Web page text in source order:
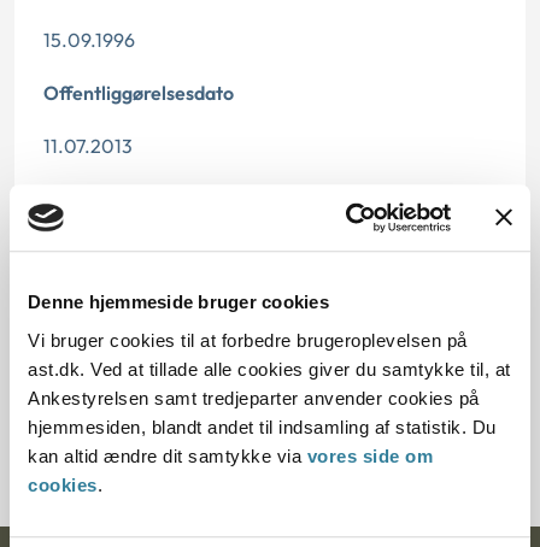
Denne hjemmeside bruger cookies
Vi bruger cookies til at forbedre brugeroplevelsen på
ast.dk. Ved at tillade alle cookies giver du samtykke til, at
Ankestyrelsen samt tredjeparter anvender cookies på
hjemmesiden, blandt andet til indsamling af statistik. Du
kan altid ændre dit samtykke via vores side om
cookies.
15.09.1996
Offentliggørelsesdato
11.07.2013
Denne principafgørelse er kasseret den 25. juni
2019, da den er erstattet af principafgørelse 106-15.
§ 112 § 17
Journalnummer
20192-95